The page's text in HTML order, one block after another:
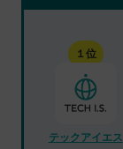
１位
テックアイエス